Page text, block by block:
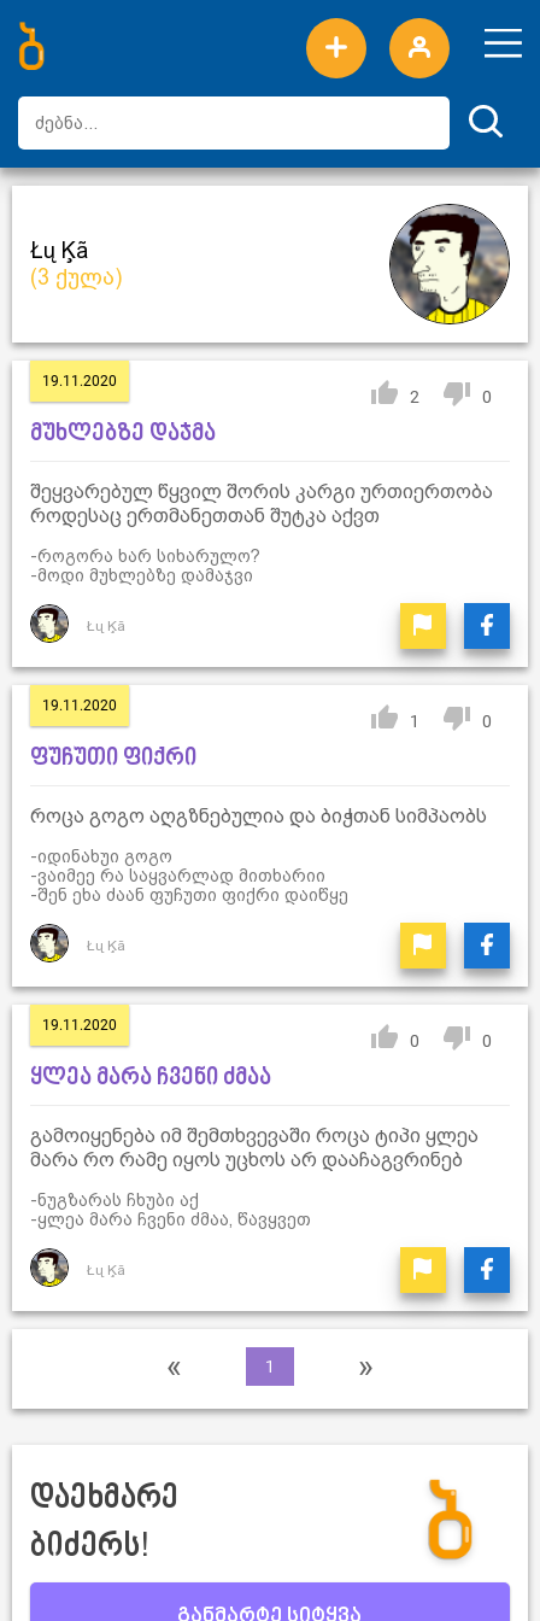
ახალი სიტყვები
ტოპ სიტყვები
დღის ტოპ სიტყვები
ტოპ მომხმარებლები
Łų Ķã
(3 ქულა)
19.11.2020
2 0
მუხლებზე დაჯმა
შეყვარებულ წყვილ შორის კარგი ურთიერთობა
როდესაც ერთმანეთთან შუტკა აქვთ
-როგორა ხარ სიხარულო?
-მოდი მუხლებზე დამაჯვი
Łų Ķã
19.11.2020
1 0
ფუჩუთი ფიქრი
როცა გოგო აღგზნებულია და ბიჭთან სიმპაობს
-იდინახუი გოგო
-ვაიმეე რა საყვარლად მითხარიი
-შენ ეხა ძაან ფუჩუთი ფიქრი დაიწყე
Łų Ķã
19.11.2020
0 0
ყლეა მარა ჩვენი ძმაა
გამოიყენება იმ შემთხვევაში როცა ტიპი ყლეა
მარა რო რამე იყოს უცხოს არ დააჩაგვრინებ
-ნუგზარას ჩხუბი აქ
-ყლეა მარა ჩვენი ძმაა, წავყვეთ
Łų Ķã
« 1 »
დაეხმარე
ბიძერს!